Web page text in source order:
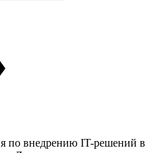
по внедрению IT-решений в